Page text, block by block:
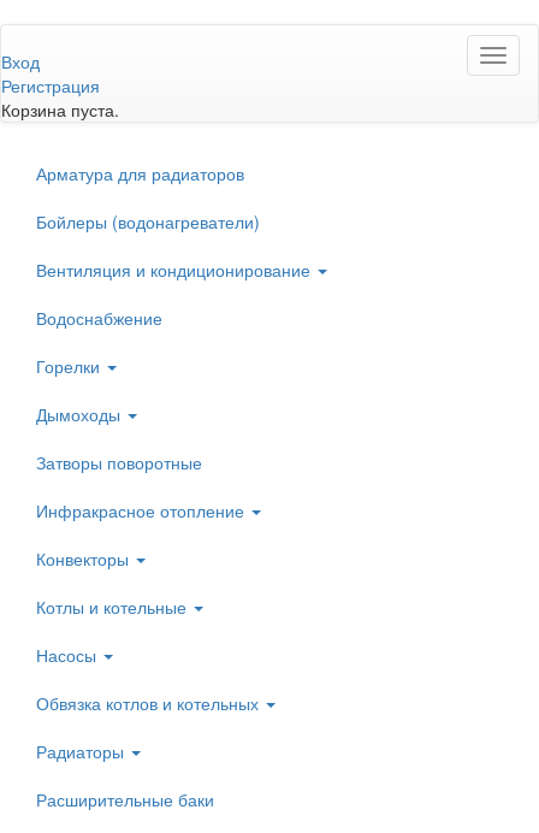
к
основному
содержанию
Вход
Регистрация
Корзина пуста.
Арматура для радиаторов
Бойлеры (водонагреватели)
Вентиляция и кондиционирование
Водоснабжение
Горелки
Дымоходы
Затворы поворотные
Инфракрасное отопление
Конвекторы
Котлы и котельные
Насосы
Обвязка котлов и котельных
Радиаторы
Расширительные баки